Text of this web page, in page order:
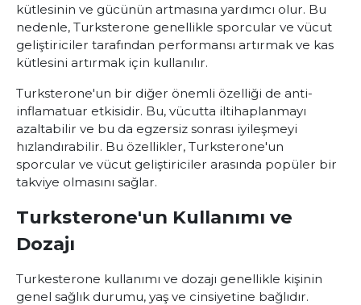
kütlesinin ve gücünün artmasına yardımcı olur. Bu
nedenle, Turksterone genellikle sporcular ve vücut
geliştiriciler tarafından performansı artırmak ve kas
kütlesini artırmak için kullanılır.
Turksterone'un bir diğer önemli özelliği de anti-
inflamatuar etkisidir. Bu, vücutta iltihaplanmayı
azaltabilir ve bu da egzersiz sonrası iyileşmeyi
hızlandırabilir. Bu özellikler, Turksterone'un
sporcular ve vücut geliştiriciler arasında popüler bir
takviye olmasını sağlar.
Turksterone'un Kullanımı ve
Dozajı
Turkesterone kullanımı ve dozajı genellikle kişinin
genel sağlık durumu, yaş ve cinsiyetine bağlıdır.